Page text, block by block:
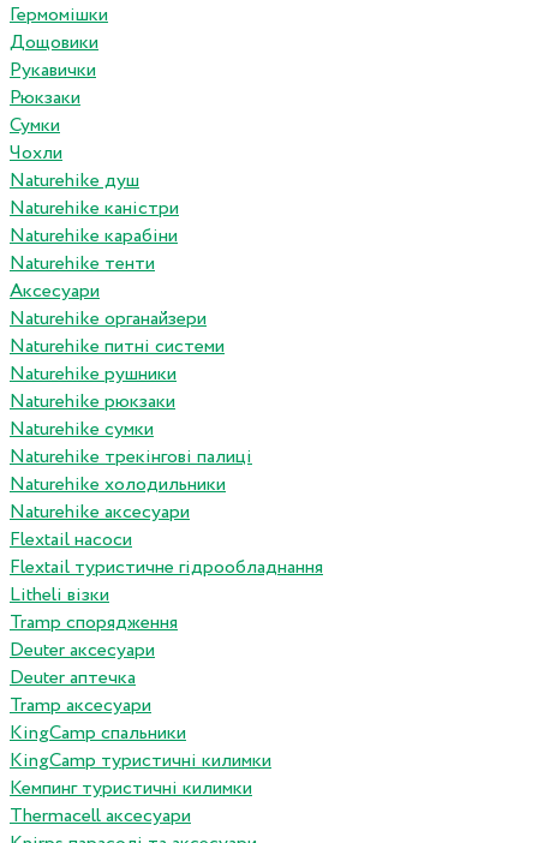
Гермомішки
Дощовики
Рукавички
Рюкзаки
Сумки
Чохли
Naturehike душ
Naturehike каністри
Naturehike карабіни
Naturehike тенти
Аксесуари
Naturehike органайзери
Naturehike питні системи
Naturehike рушники
Naturehike рюкзаки
Naturehike сумки
Naturehike трекінгові палиці
Naturehike холодильники
Naturehike аксесуари
Flextail насоси
Flextail туристичне гідрообладнання
Litheli візки
Tramp спорядження
Deuter аксесуари
Deuter аптечка
Tramp аксесуари
KingCamp спальники
KingCamp туристичні килимки
Кемпинг туристичні килимки
Thermacell аксесуари